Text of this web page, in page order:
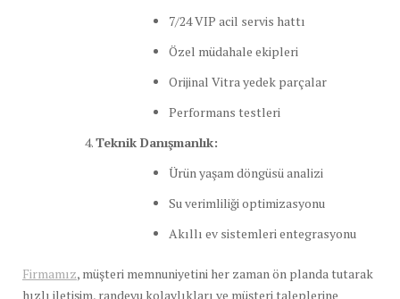
7/24 VIP acil servis hattı
Özel müdahale ekipleri
Orijinal Vitra yedek parçalar
Performans testleri
Teknik Danışmanlık:
Ürün yaşam döngüsü analizi
Su verimliliği optimizasyonu
Akıllı ev sistemleri entegrasyonu
Firmamız, müşteri memnuniyetini her zaman ön planda tutarak
hızlı iletişim, randevu kolaylıkları ve müşteri taleplerine